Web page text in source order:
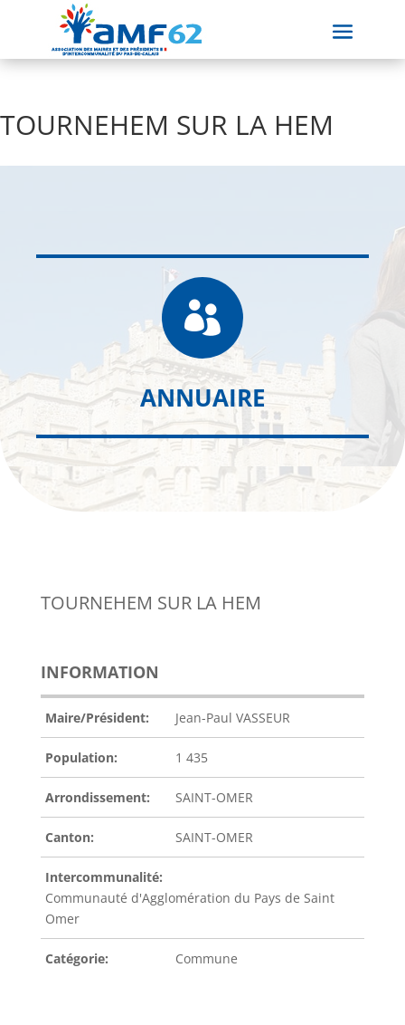
TOURNEHEM SUR LA HEM

ANNUAIRE
TOURNEHEM SUR LA HEM
INFORMATION
Maire/Président: Jean-Paul VASSEUR
Population: 1 435
Arrondissement: SAINT-OMER
Canton: SAINT-OMER
Intercommunalité:
Communauté d'Agglomération du Pays de Saint
Omer
Catégorie: Commune